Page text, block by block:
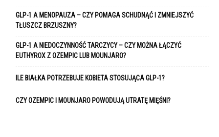
GLP-1 A MENOPAUZA – CZY POMAGA SCHUDNĄĆ I ZMNIEJSZYĆ
TŁUSZCZ BRZUSZNY?
GLP-1 A NIEDOCZYNNOŚĆ TARCZYCY – CZY MOŻNA ŁĄCZYĆ
EUTHYROX Z OZEMPIC LUB MOUNJARO?
ILE BIAŁKA POTRZEBUJE KOBIETA STOSUJĄCA GLP-1?
CZY OZEMPIC I MOUNJARO POWODUJĄ UTRATĘ MIĘŚNI?